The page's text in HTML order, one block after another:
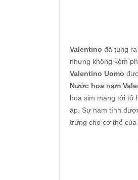
Valentino đã tung
nhưng không kém
Valentino Uomo
Nước hoa nam
hoa sim mang tới tổ
áp. Sự nam tính
trưng cho cơ thể của